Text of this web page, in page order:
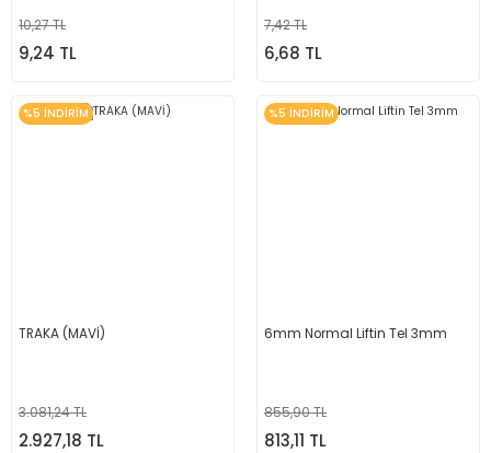
10,27 TL
9,24 TL
7,42 TL
6,68 TL
%5 İNDİRİM
TRAKA (MAVİ)
3.081,24 TL
2.927,18 TL
%5 İNDİRİM
6mm Normal Liftin Tel 3mm
855,90 TL
813,11 TL